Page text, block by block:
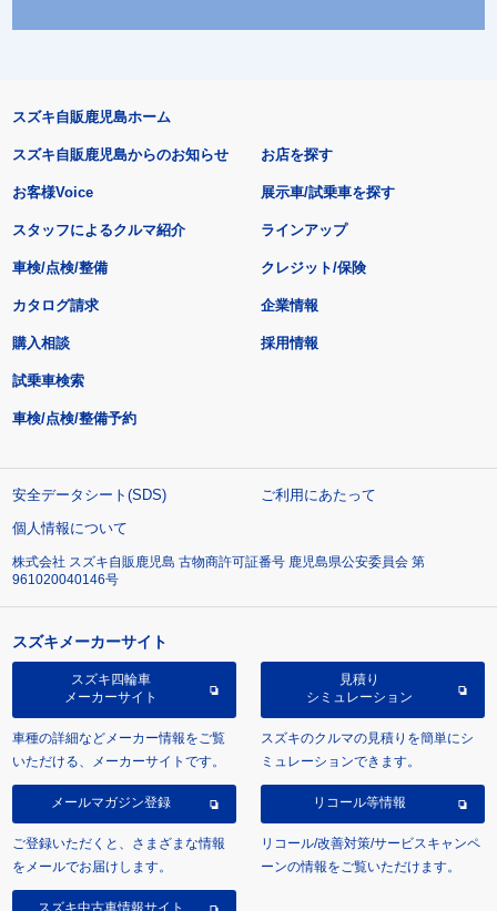
スズキ自販鹿児島ホーム
スズキ自販鹿児島からのお知らせ
お客様Voice
スタッフによるクルマ紹介
お店を探す
展示車/試乗車を探す
ラインアップ
車検/点検/整備 クレジット/保険
カタログ請求
購入相談
試乗車検索
車検/点検/整備予約
企業情報
採用情報
安全データシート(SDS)
ご利用にあたって
個人情報について
株式会社 スズキ自販鹿児島 古物商許可証番号 鹿児島県公安委員会 第
961020040146号
スズキメーカーサイト
スズキ四輪車
メーカーサイト
車種の詳細などメーカー情報をご覧
いただける、メーカーサイトです。
見積り
シミュレーション
スズキのクルマの見積りを簡単にシ
ミュレーションできます。
メールマガジン登録
ご登録いただくと、さまざまな情報
をメールでお届けします。
リコール等情報
リコール/改善対策/サービスキャンペ
ーンの情報をご覧いただけます。